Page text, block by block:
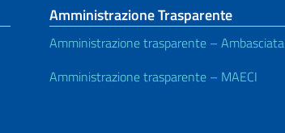
Amministrazione Trasparente
Amministrazione trasparente – Ambasciata
Amministrazione trasparente – MAECI